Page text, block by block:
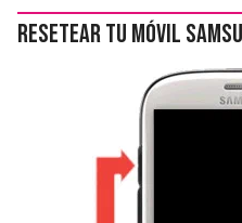
Resetear tu móvil